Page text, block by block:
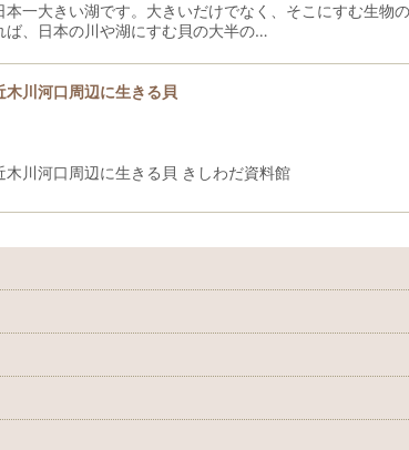
本一大きい湖です。大きいだけでなく、そこにすむ生
ば、日本の川や湖にすむ貝の大半の…
川河口周辺に生きる貝
川河口周辺に生きる貝 きしわだ資料館